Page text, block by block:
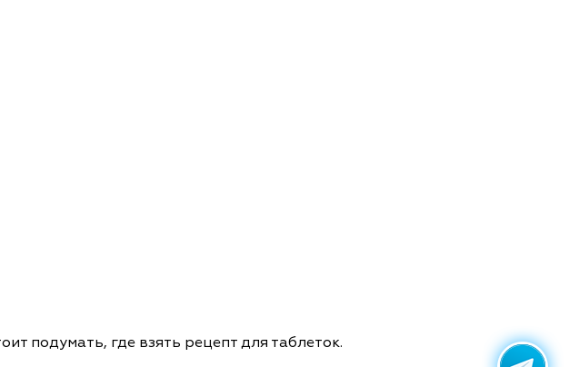
подумать, где взять рецепт для таблеток.